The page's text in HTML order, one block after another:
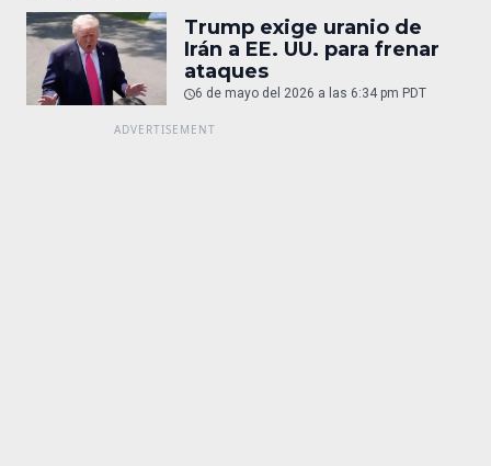
Trump exige uranio de
Irán a EE. UU. para frenar
ataques
6 de mayo del 2026 a las 6:34 pm PDT